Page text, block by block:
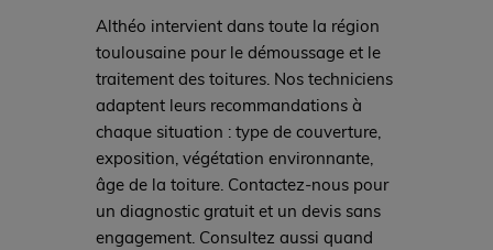
Althéo intervient dans toute la région
toulousaine pour le démoussage et le
traitement des toitures. Nos techniciens
adaptent leurs recommandations à
chaque situation : type de couverture,
exposition, végétation environnante,
âge de la toiture. Contactez-nous pour
un diagnostic gratuit et un devis sans
engagement. Consultez aussi quand